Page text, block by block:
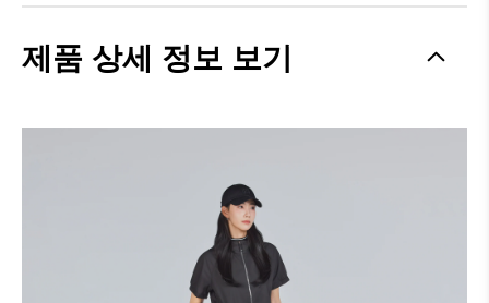
제품 상세 정보 보기